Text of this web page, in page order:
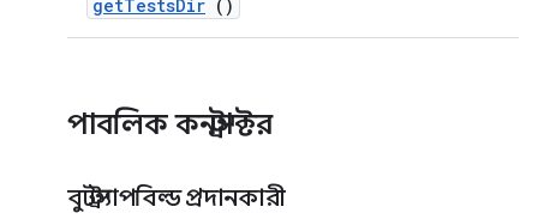
getTestsDir ()
পাবলিক কনস্ট্রাক্টর
বুটস্ট্র্যাপবিল্ড প্রদানকারী